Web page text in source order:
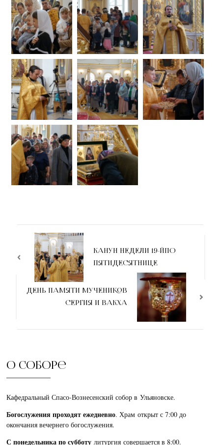
КАНУН НЕДЕЛИ 19-ЙПО
ПЯТИДЕСЯТНИЦЕ
ДЕНЬ ПАМЯТИ МУЧЕНИКОВ
СЕРГИЯ И ВАКХА
О соборе
Кафедральный Спасо-Вознесенский собор в Ульяновске.
Богослужения проходят ежедневно. Храм открыт с 7:00 до
окончания вечернего богослужения.
С понедельника по субботулитургия совершается в 8:00.